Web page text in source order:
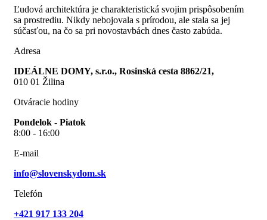
Ľudová architektúra je charakteristická svojim prispôsobením
sa prostrediu. Nikdy nebojovala s prírodou, ale stala sa jej
súčasťou, na čo sa pri novostavbách dnes často zabúda.
Adresa
IDEÁLNE DOMY, s.r.o., Rosinská cesta 8862/21,
010 01 Žilina
Otváracie hodiny
Pondelok - Piatok
8:00 - 16:00
E-mail
info@slovenskydom.sk
Telefón
+421 917 133 204